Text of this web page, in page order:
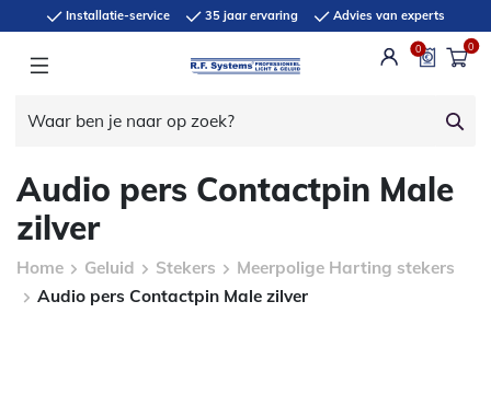
Installatie-service 35 jaar ervaring Advies van experts
0 0
Audio pers Contactpin Male
zilver
Home Geluid Stekers
Meerpolige Harting stekers
Audio pers Contactpin Male zilver